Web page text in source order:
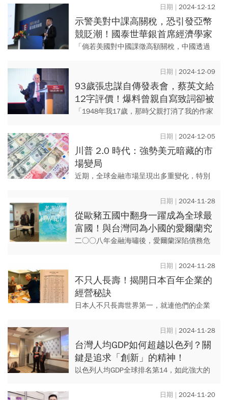
減1,770億元，創下歷史最大減額，投資人如
何在波動中找到機會...
2024-12-12
示警美對中課高關稅，恐引發亞幣
競貶潮！國泰世華銀首席經濟學家
為何用「亂世繁花」形容2025年
「倘若美國對中國課徵高額關稅，中國透過
潮。」國泰世華銀行首席經濟學家林啟超在
「第五屆臺北經濟論壇」專講時表...
2024-12-09
93歲張忠謀自傳發表會，蔡英文給
12字評價！爆料曾親自寫致詞卻被
退稿「張忠謀對每件事都很要求」
「1948年我17歲，那時父親打消了我的作家
在他的最新著作、《張忠謀自傳》全集的新
書發表會上，談起...
2024-12-05
川普 2.0 時代：強勢美元暗藏的市
場變局
近期，全球金融市場呈現出多重變化，特別
的焦點。然而，在11月感恩節前後，這兩大
資產的漲勢似乎進入了「變...
2024-11-28
從歐豬五國中翻身一躍成為全球最
富國！與台灣同為小國的愛爾蘭究
竟做對了什麼？
二○○八年金融海嘯後，愛爾蘭深陷債務危
走出困境，成為全球最富裕國家，深入了解
其崛起之路…
2024-11-28
不只人長壽！揭開日本百年企業的
經營秘訣
日本人不只長壽世界第一，就連他們的企業
字驚人！一起揭開其經營祕訣…
2024-11-28
台灣人均GDP如何超越以色列？關
鍵是追求「創新」的精神！
以色列人均GDP全球排名第14，如此強大的
國家的優點，找出我們可以發揮與學習的空
2024-11-20